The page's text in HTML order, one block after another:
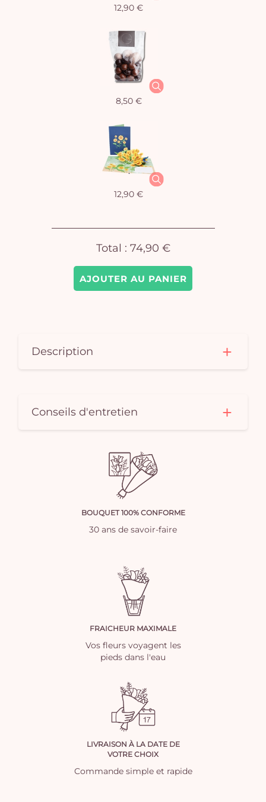
AJOUTER AU PANIER
12,90 €
8,50 €
12,90 €
Total : 74,90 €
Description
Conseils d'entretien
BOUQUET 100% CONFORME
30 ans de savoir-faire
FRAICHEUR MAXIMALE
Vos fleurs voyagent les
pieds dans l'eau
LIVRAISON À LA DATE DE
VOTRE CHOIX
Commande simple et rapide